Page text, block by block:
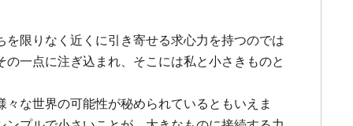
限りなく近くに引き寄せる求心力を持つのでは
一点に注ぎ込まれ、そこには私と小さきものと
な世界の可能性が秘められているともいえま